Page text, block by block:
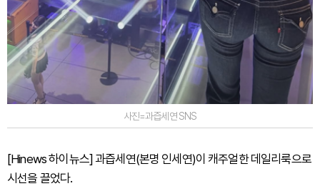
사진=과즙세연 SNS
[Hinews 하이뉴스] 과즙세연(본명 인세연)이 캐주얼한 데일리룩으로
시선을 끌었다.